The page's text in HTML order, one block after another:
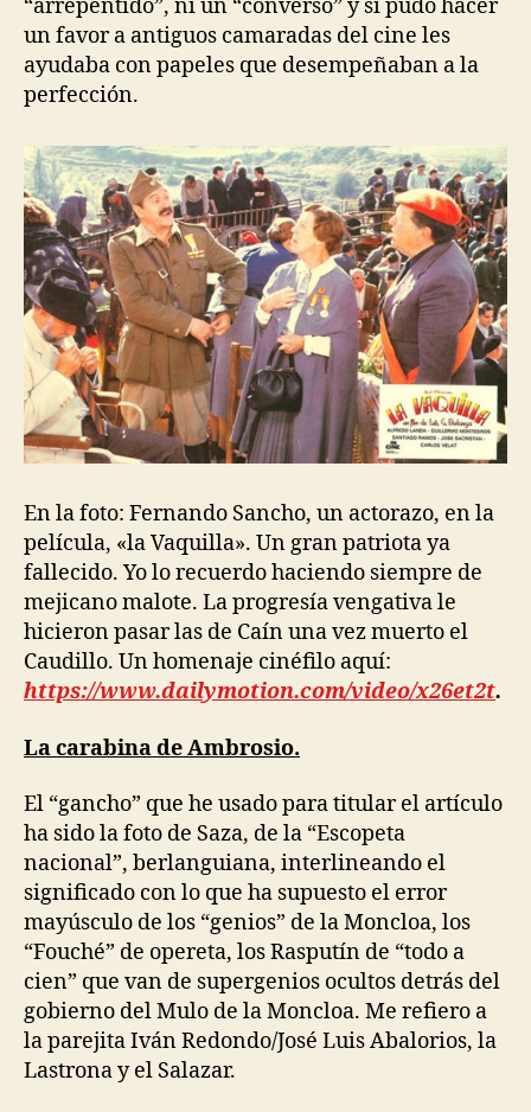
“arrepentido”, ni un “converso” y si pudo hacer
un favor a antiguos camaradas del cine les
ayudaba con papeles que desempeñaban a la
perfección.
En la foto: Fernando Sancho, un actorazo, en la
película, «la Vaquilla». Un gran patriota ya
fallecido. Yo lo recuerdo haciendo siempre de
mejicano malote. La progresía vengativa le
hicieron pasar las de Caín una vez muerto el
Caudillo. Un homenaje cinéfilo aquí:
https://www.dailymotion.com/video/x26et2t.
La carabina de Ambrosio.
El “gancho” que he usado para titular el artículo
ha sido la foto de Saza, de la “Escopeta
nacional”, berlanguiana, interlineando el
significado con lo que ha supuesto el error
mayúsculo de los “genios” de la Moncloa, los
“Fouché” de opereta, los Rasputín de “todo a
cien” que van de supergenios ocultos detrás del
gobierno del Mulo de la Moncloa. Me refiero a
la parejita Iván Redondo/José Luis Abalorios, la
Lastrona y el Salazar.